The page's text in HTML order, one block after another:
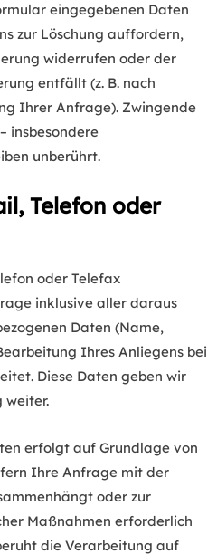
eingegebenen Daten
zur Löschung auffordern,
widerrufen oder der
entfällt (z. B. nach
Ihrer Anfrage). Zwingende
insbesondere
unberührt.
Telefon oder
oder Telefax
inklusive aller daraus
Daten (Name,
Ihres Anliegens bei
Diese Daten geben wir
weiter.
erfolgt auf Grundlage von
Ihre Anfrage mit der
oder zur
Maßnahmen erforderlich
die Verarbeitung auf